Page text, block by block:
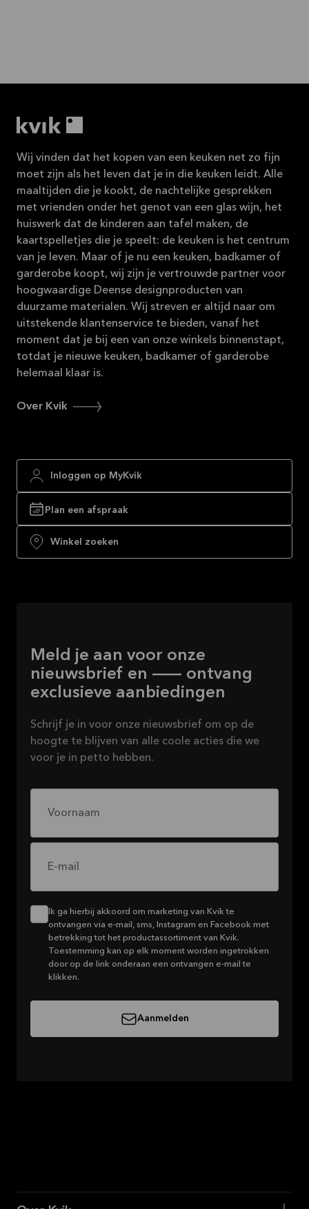
Wij vinden dat het kopen van een keuken net zo fijn
moet zijn als het leven dat je in die keuken leidt. Alle
maaltijden die je kookt, de nachtelijke gesprekken
met vrienden onder het genot van een glas wijn, het
huiswerk dat de kinderen aan tafel maken, de
kaartspelletjes die je speelt: de keuken is het centrum
van je leven. Maar of je nu een keuken, badkamer of
garderobe koopt, wij zijn je vertrouwde partner voor
hoogwaardige Deense designproducten van
duurzame materialen. Wij streven er altijd naar om
uitstekende klantenservice te bieden, vanaf het
moment dat je bij een van onze winkels binnenstapt,
totdat je nieuwe keuken, badkamer of garderobe
helemaal klaar is.
Over Kvik
Inloggen op MyKvik
Plan een afspraak
Winkel zoeken
Meld je aan voor onze
nieuwsbrief en — ontvang
exclusieve aanbiedingen
Schrijf je in voor onze nieuwsbrief om op de
hoogte te blijven van alle coole acties die we
voor je in petto hebben.
Voornaam
E-mail
Ik ga hierbij akkoord om marketing van Kvik te
ontvangen via e-mail, sms, Instagram en Facebook met
betrekking tot het productassortiment van Kvik.
Toestemming kan op elk moment worden ingetrokken
door op de link onderaan een ontvangen e-mail te
klikken.
Aanmelden